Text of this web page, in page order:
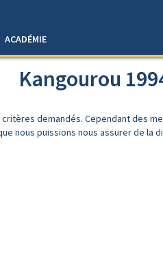
ACADÉMIE
Kangourou
demandés. Cependant des
nous puissions nous assurer de la